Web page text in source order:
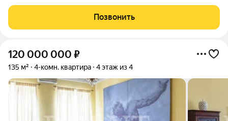
однокомнатные, 29 двухкомнатных, 18 трёхкомнатных, а также
6 квартир с четырьмя и более
Позвонить
120 000 000 ₽
135 м² 4-комн. квартира 4 этаж из 4